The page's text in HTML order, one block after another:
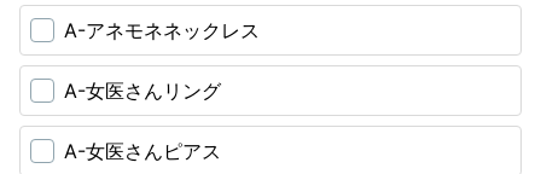
A-アネモネネックレス
A-女医さんリング
A-女医さんピアス